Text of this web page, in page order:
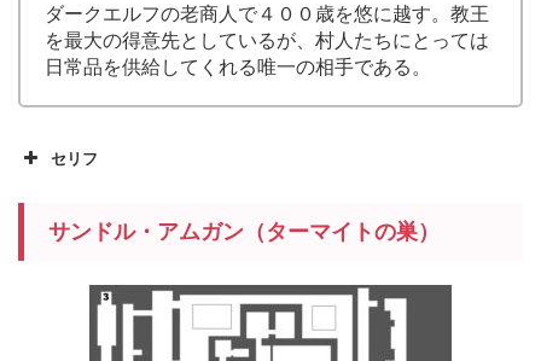
ダークエルフの老商人で４００歳を悠に越す。教王
を最大の得意先としているが、村人たちにとっては
日常品を供給してくれる唯一の相手である。
セリフ
サンドル・アムガン（ターマイトの巣）